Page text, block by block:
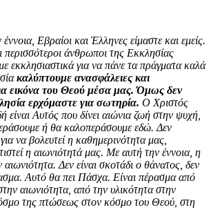
Εβραίοι και Έλληνες είμαστε και εμείς.
άνθρωποι της Εκκλησίας
εκκλησιαστικά για να πάνε τα πράγματα καλά
καλύπτουμε ανασφάλειες και
εικόνα του Θεού μέσα μας. Όμως δεν
ερχόμαστε για σωτηρία. Ο Χριστός
είναι Αυτός που δίνει αιώνια ζωή στην ψυχή,
ή θα καλοπεράσουμε εδώ. Δεν
να βολευτεί η καθημερινότητα μας,
η αιωνιότητά μας. Με αυτή την έννοια, η
Δεν είναι σκοτάδι ο θάνατος, δεν
Αυτό θα πει Πάσχα. Είναι πέρασμα από
αιωνιότητα, από την υλικότητα στην
της πτώσεως στον κόσμο του Θεού, στη